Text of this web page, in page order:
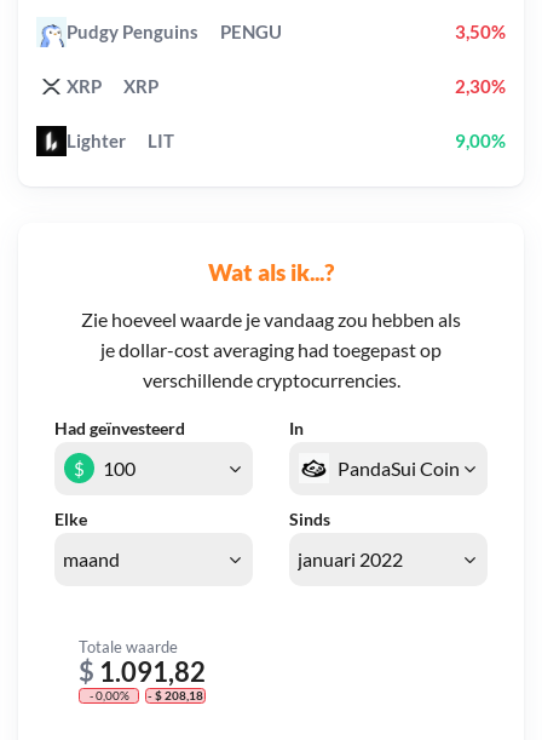
Wat als ik...?
Zie hoeveel waarde je vandaag zou hebben als
je dollar-cost averaging had toegepast op
verschillende cryptocurrencies.
Had geïnvesteerd In
Elke Sinds
$
Totale waarde
$ 1.091,82
- 0,00% - $ 208,18
Pudgy Penguins PENGU 3,50%
XRP XRP 2,30%
Lighter LIT 9,00%